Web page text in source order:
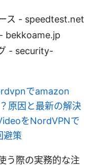
ス - speedtest.net
bekkoame.jp
- security-
でamazon
原因と最新の解決
をNordVPNで
避策
う際の実務的な注